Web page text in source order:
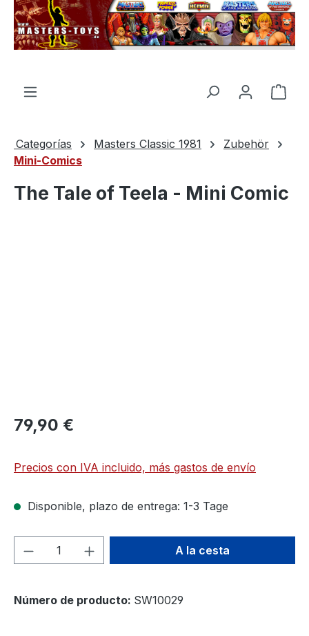
principal
El
Categorías Masters Classic 1981
Zubehör
Mini-Comics
The Tale of Teela - Mini Comic
79,90 €
Precios con IVA incluido, más gastos de envío
Disponible, plazo de entrega: 1-3 Tage
Cantidad del producto: introduce la
A la cesta
Número de producto: SW10029